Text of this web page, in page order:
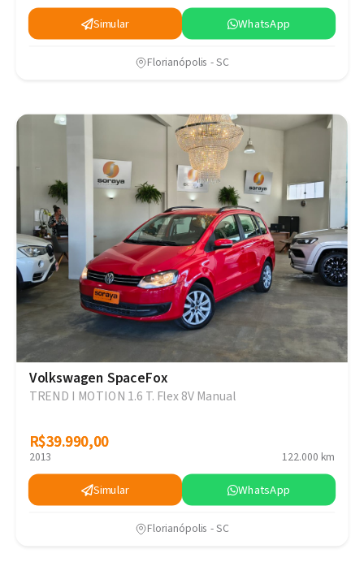
Simular WhatsApp
Florianópolis - SC
Volkswagen SpaceFox
TREND I MOTION 1.6 T. Flex 8V Manual
R$39.990,00
R$39.990,00
2013 122.000 km
Simular WhatsApp
Florianópolis - SC